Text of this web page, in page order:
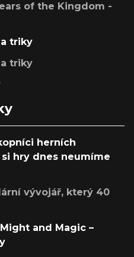
of the Kingdom -
triky
triky
herních
hry dnes neumíme
vývojář, který 40
and Magic –